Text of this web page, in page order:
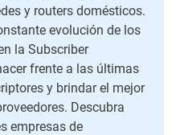
y routers domésticos.
evolución de los
la Subscriber
frente a las últimas
y brindar el mejor
Descubra
empresas de